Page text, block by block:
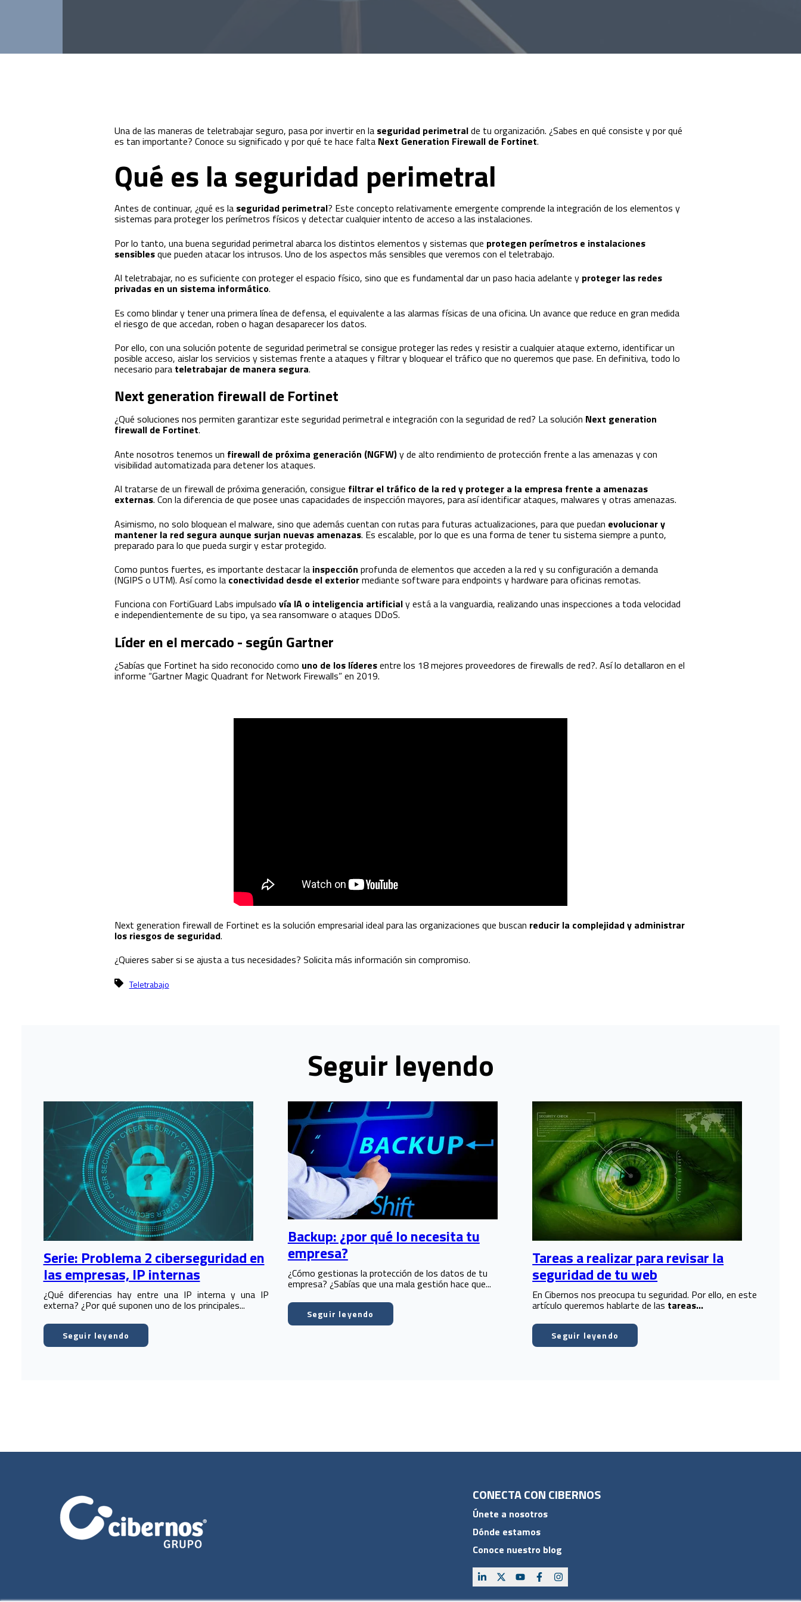
Una de las maneras de teletrabajar seguro, pasa por invertir en la seguridad perimetralde tu organización. ¿Sabes en qué consiste y por qué
es tan importante? Conoce su significado y por qué te hace falta Next Generation Firewall de Fortinet.
Qué es la seguridad perimetral
Antes de continuar, ¿qué es la seguridad perimetral? Este concepto relativamente emergente comprende la integración de los elementos y
sistemas para proteger los perímetros físicos y detectar cualquier intento de acceso a las instalaciones.
Por lo tanto, una buena seguridad perimetral abarca los distintos elementos y sistemas que protegen perímetros e instalaciones
sensiblesque pueden atacar los intrusos. Uno de los aspectos más sensibles que veremos con el teletrabajo.
Al teletrabajar, no es suficiente con proteger el espacio físico, sino que es fundamental dar un paso hacia adelante y proteger las redes
privadas en un sistema informático.
Es como blindar y tener una primera línea de defensa, el equivalente a las alarmas físicas de una oficina. Un avance que reduce en gran medida
el riesgo de que accedan, roben o hagan desaparecer los datos.
Por ello, con una solución potente de seguridad perimetral se consigue proteger las redes y resistir a cualquier ataque externo, identificar un
posible acceso, aislar los servicios y sistemas frente a ataques y filtrar y bloquear el tráfico que no queremos que pase. En definitiva, todo lo
necesario para teletrabajar de manera segura.
Next generation firewall de Fortinet
¿Qué soluciones nos permiten garantizar este seguridad perimetral e integración con la seguridad de red? La solución Next generation
firewall de Fortinet.
Ante nosotros tenemos un firewall de próxima generación (NGFW)y de alto rendimiento de protección frente a las amenazas y con
visibilidad automatizada para detener los ataques.
Al tratarse de un firewall de próxima generación, consigue filtrar el tráfico de la red y proteger a la empresa frente a amenazas
externas. Con la diferencia de que posee unas capacidades de inspección mayores, para así identificar ataques, malwares y otras amenazas.
Asimismo, no solo bloquean el malware, sino que además cuentan con rutas para futuras actualizaciones, para que puedan evolucionar y
mantener la red segura aunque surjan nuevas amenazas. Es escalable, por lo que es una forma de tener tu sistema siempre a punto,
preparado para lo que pueda surgir y estar protegido.
Como puntos fuertes, es importante destacar la inspección profunda de elementos que acceden a la red y su configuración a demanda
(NGIPS o UTM). Así como la conectividad desde el exteriormediante software para endpoints y hardware para oficinas remotas.
Funciona con FortiGuard Labs impulsado vía IA o inteligencia artificialy está a la vanguardia, realizando unas inspecciones a toda velocidad
e independientemente de su tipo, ya sea ransomware o ataques DDoS.
Líder en el mercado - según Gartner
¿Sabías que Fortinet ha sido reconocido como uno de los líderesentre los 18 mejores proveedores de firewalls de red?. Así lo detallaron en el
informe “Gartner Magic Quadrant for Network Firewalls” en 2019.
Next generation firewall de Fortinet es la solución empresarial ideal para las organizaciones que buscan reducir la complejidad y administrar
los riesgos de seguridad.
¿Quieres saber si se ajusta a tus necesidades? Solicita más información sin compromiso.
Teletrabajo
Seguir leyendo
Serie: Problema 2 ciberseguridad en
las empresas, IP internas
¿Qué diferencias hay entre una IP interna y una IP
externa? ¿Por qué suponen uno de los principales...
Seguir leyendo
Backup: ¿por qué lo necesita tu
empresa?
¿Cómo gestionas la protección de los datos de tu
empresa? ¿Sabías que una mala gestión hace que...
Seguir leyendo
Tareas a realizar para revisar la
seguridad de tu web
En Cibernos nos preocupa tu seguridad. Por ello, en este
artículo queremos hablarte de las tareas...
Seguir leyendo
CONECTA CON CIBERNOS
Únete a nosotros
Dónde estamos
Conoce nuestro blog